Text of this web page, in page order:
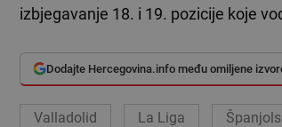
izbjegavanje 18. i 19. pozicije koje
Dodajte Hercegovina.info među omiljene
Valladolid La Liga